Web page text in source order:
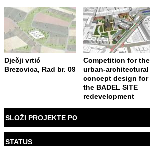
Dječji vrtić
Brezovica, Rad br. 09
Competition for the
urban-architectural
concept design for
the BADEL SITE
redevelopment
SLOŽI PROJEKTE PO
STATUS